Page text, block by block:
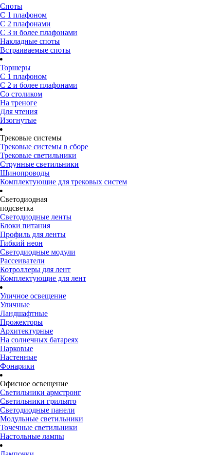
Споты
С 1 плафоном
С 2 плафонами
С 3 и более плафонами
Накладные споты
Встраиваемые споты
Торшеры
С 1 плафоном
С 2 и более плафонами
Со столиком
На треноге
Для чтения
Изогнутые
Трековые системы
Трековые системы в сборе
Трековые светильники
Струнные светильники
Шинопроводы
Комплектующие для трековых систем
Светодиодная
подсветка
Светодиодные ленты
Блоки питания
Профиль для ленты
Гибкий неон
Светодиодные модули
Рассеиватели
Котроллеры для лент
Комплектующие для лент
Уличное освещение
Уличные
Ландшафтные
Прожекторы
Архитектурные
На солнечных батареях
Парковые
Настенные
Фонарики
Офисное освещение
Светильники армстронг
Светильники грильято
Светодиодные панели
Модульные светильники
Точечные светильники
Настольные лампы